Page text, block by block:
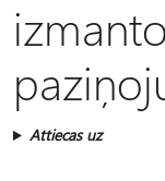
Attiecas uz